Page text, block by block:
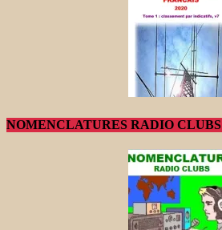
NOMENCLATURES RADIO CLUBS